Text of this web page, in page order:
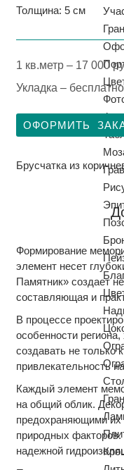
Толщина: 5 см
1 кв.метр – 17 000
Укладка – бесплатно
ОФОРМИТЬ
Брусчатка из
Формирование
элемент несет
Памятник» создает
составляющая и
В процессе
особенности
создавать не только
привлекательность
Каждый элемент
на общий облик.
предохраняющими их
природных
надежной